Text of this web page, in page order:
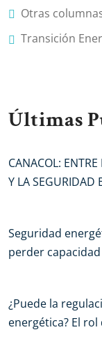
Otras
Transición
Últimas
CANACOL:
Y LA SEGURIDAD
Seguridad
perder
¿Puede la
energética? El